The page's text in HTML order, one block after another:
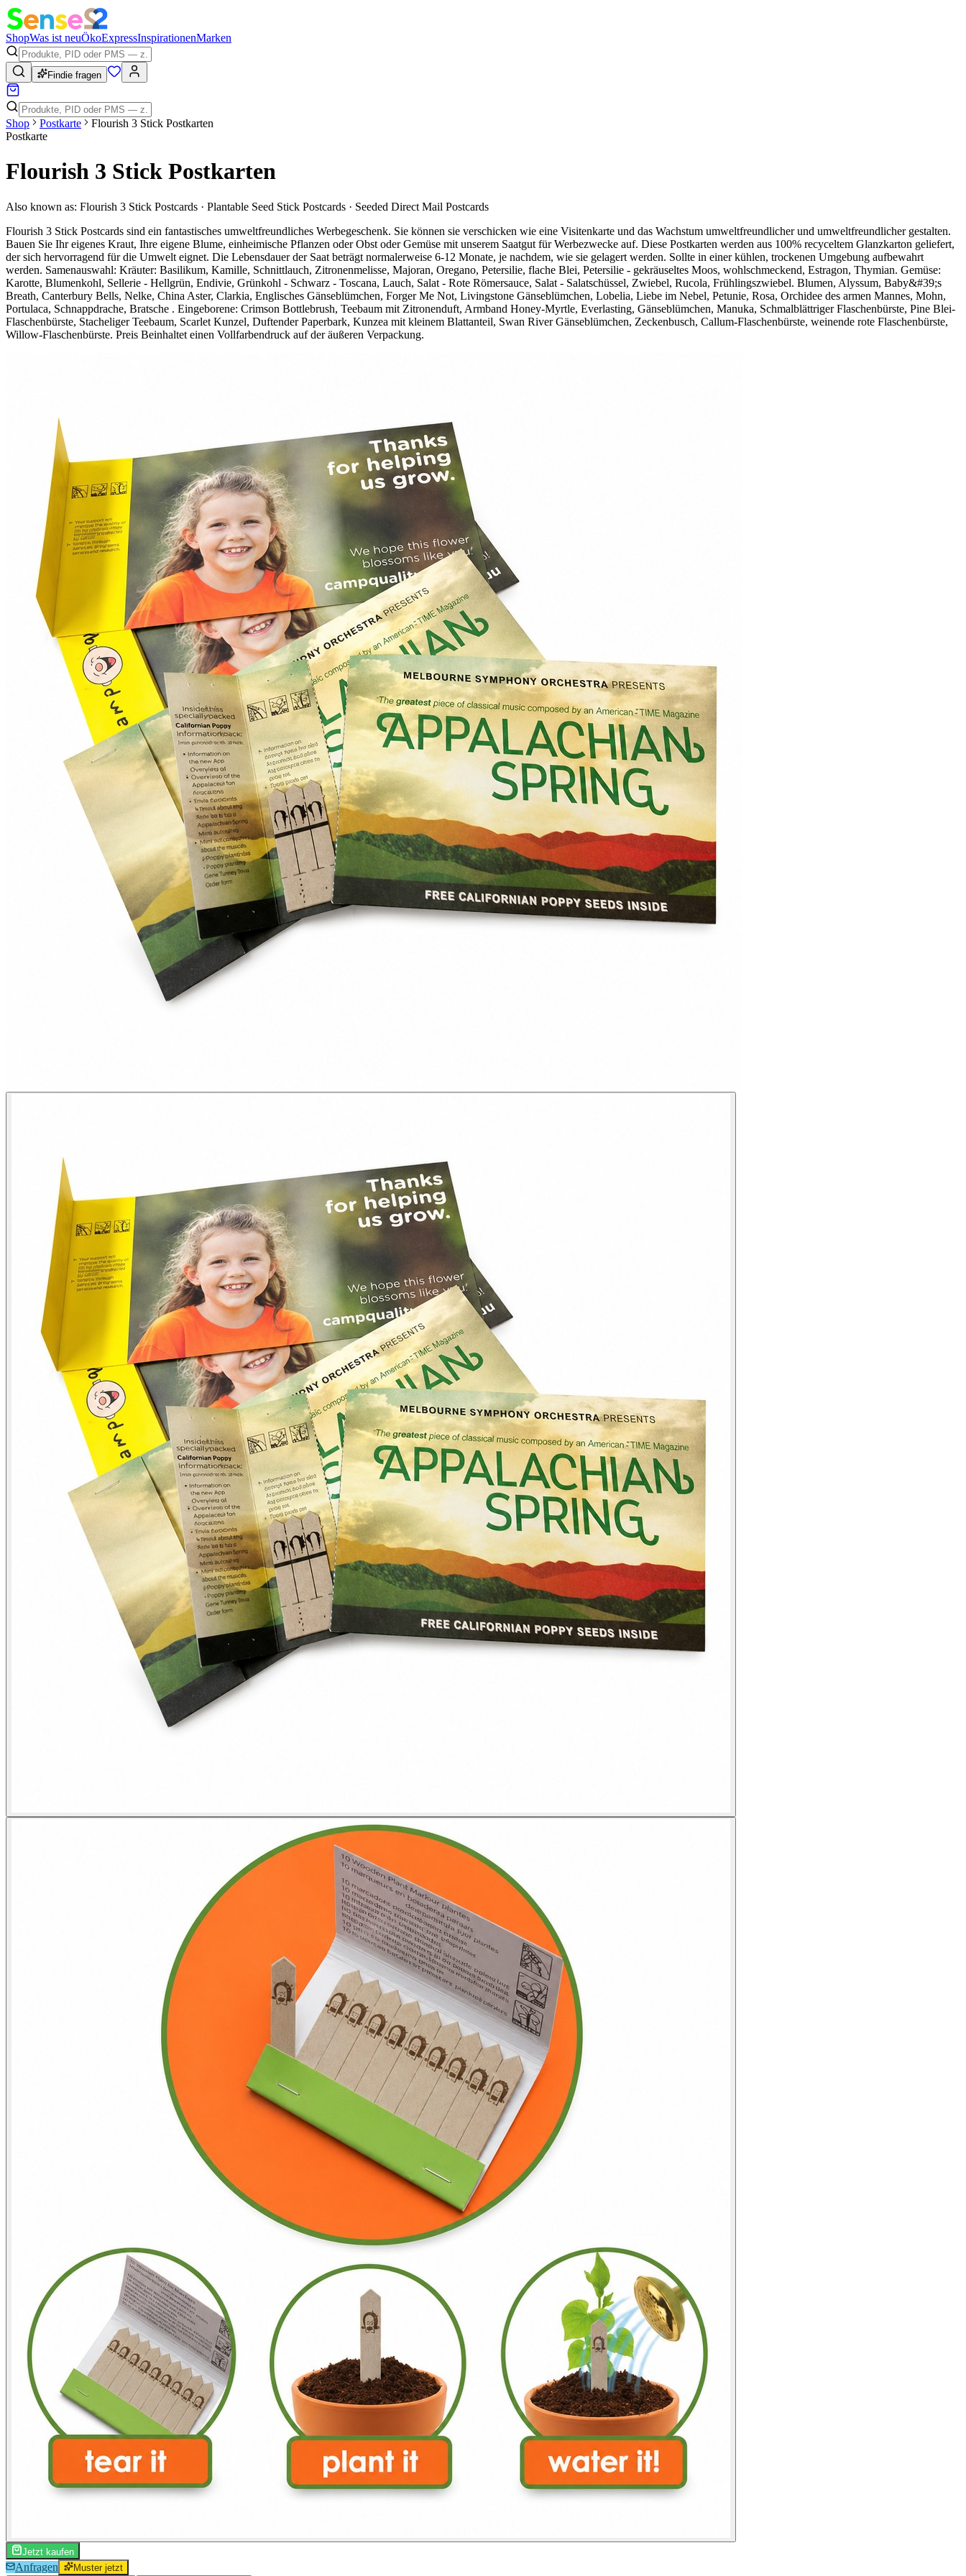
ShopWas ist neuÖkoExpressInspirationenMarken
Findie fragen
Shop Postkarte
Flourish 3 Stick Postkarten
Postkarte
Flourish 3 Stick Postkarten
Also known as: Flourish 3 Stick Postcards · Plantable Seed Stick Postcards · Seeded Direct Mail Postcards
Flourish 3 Stick Postcards sind ein fantastisches umweltfreundliches Werbegeschenk. Sie können sie verschicken wie eine Visitenkarte und das Wachstum umweltfreundlicher und umweltfreundlicher gestalten.
Bauen Sie Ihr eigenes Kraut, Ihre eigene Blume, einheimische Pflanzen oder Obst oder Gemüse mit unserem Saatgut für Werbezwecke auf. Diese Postkarten werden aus 100% recyceltem Glanzkarton geliefert,
der sich hervorragend für die Umwelt eignet. Die Lebensdauer der Saat beträgt normalerweise 6-12 Monate, je nachdem, wie sie gelagert werden. Sollte in einer kühlen, trockenen Umgebung aufbewahrt
werden. Samenauswahl: Kräuter: Basilikum, Kamille, Schnittlauch, Zitronenmelisse, Majoran, Oregano, Petersilie, flache Blei, Petersilie - gekräuseltes Moos, wohlschmeckend, Estragon, Thymian. Gemüse:
Karotte, Blumenkohl, Sellerie - Hellgrün, Endivie, Grünkohl - Schwarz - Toscana, Lauch, Salat - Rote Römersauce, Salat - Salatschüssel, Zwiebel, Rucola, Frühlingszwiebel. Blumen, Alyssum, Baby&#39;s
Breath, Canterbury Bells, Nelke, China Aster, Clarkia, Englisches Gänseblümchen, Forger Me Not, Livingstone Gänseblümchen, Lobelia, Liebe im Nebel, Petunie, Rosa, Orchidee des armen Mannes, Mohn,
Portulaca, Schnappdrache, Bratsche . Eingeborene: Crimson Bottlebrush, Teebaum mit Zitronenduft, Armband Honey-Myrtle, Everlasting, Gänseblümchen, Manuka, Schmalblättriger Flaschenbürste, Pine Blei-
Flaschenbürste, Stacheliger Teebaum, Scarlet Kunzel, Duftender Paperbark, Kunzea mit kleinem Blattanteil, Swan River Gänseblümchen, Zeckenbusch, Callum-Flaschenbürste, weinende rote Flaschenbürste,
Willow-Flaschenbürste. Preis Beinhaltet einen Vollfarbendruck auf der äußeren Verpackung.
Jetzt kaufen
Anfragen Muster jetzt